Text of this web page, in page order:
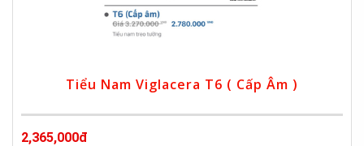
Tiểu Nam Viglacera T6 ( Cấp Âm )
2,365,000đ